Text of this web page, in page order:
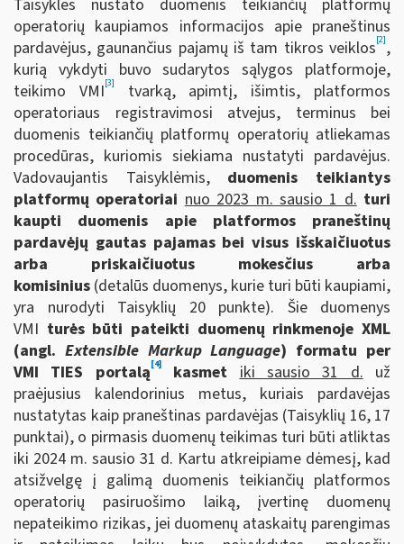
Taisyklės nustato duomenis teikiančių platformų
operatorių kaupiamos informacijos apie praneštinus
pardavėjus, gaunančius pajamų iš tam tikros veiklos[2],
kurią vykdyti buvo sudarytos sąlygos platformoje,
teikimo VMI[3]
tvarką, apimtį, išimtis, platformos
operatoriaus registravimosi atvejus, terminus bei
duomenis teikiančių platformų operatorių atliekamas
procedūras, kuriomis siekiama nustatyti pardavėjus.
Vadovaujantis Taisyklėmis, duomenis teikiantys
platformų operatoriai nuo 2023 m. sausio 1 d. turi
kaupti duomenis apie
platformos praneštinų
pardavėjų gautas pajamas bei visus išskaičiuotus
arba priskaičiuotus mokesčius arba
komisinius (detalūs duomenys, kurie turi būti kaupiami,
yra nurodyti Taisyklių 20 punkte). Šie duomenys
VMI turės būti pateikti duomenų rinkmenoje XML
(angl. Extensible Markup Language) formatu per
VMI TIES portalą[4]kasmetiki sausio 31 d.už
praėjusius kalendorinius metus, kuriais pardavėjas
nustatytas kaip praneštinas pardavėjas (Taisyklių 16, 17
punktai), o pirmasis duomenų teikimas turi būti atliktas
iki 2024 m. sausio 31 d. Kartu atkreipiame dėmesį, kad
atsižvelgę į galimą duomenis teikiančių platformos
operatorių pasiruošimo laiką, įvertinę duomenų
nepateikimo rizikas, jei duomenų ataskaitų parengimas